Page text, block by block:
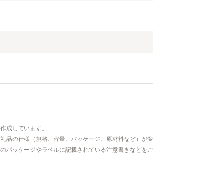
成しています。
品の仕様（規格、容量、パッケージ、原材料など）が変
パッケージやラベルに記載されている注意書きなどをご